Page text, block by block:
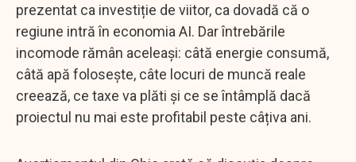
prezentat ca investiție de viitor, ca dovadă că o
regiune intră în economia AI. Dar întrebările
incomode rămân aceleași: câtă energie consumă,
câtă apă folosește, câte locuri de muncă reale
creează, ce taxe va plăti și ce se întâmplă dacă
proiectul nu mai este profitabil peste câțiva ani.